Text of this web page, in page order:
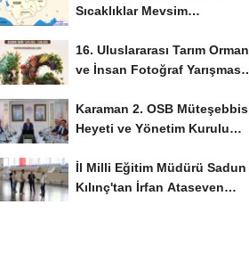
Sıcaklıklar Mevsim
Seyredecek
16. Uluslararası Tarım Orman
ve İnsan Fotoğraf Yarışması
Karaman 2. OSB Müteşebbis
Heyeti ve Yönetim Kurulu
İl Milli Eğitim Müdürü Sadun
Kılınç'tan İrfan Ataseven